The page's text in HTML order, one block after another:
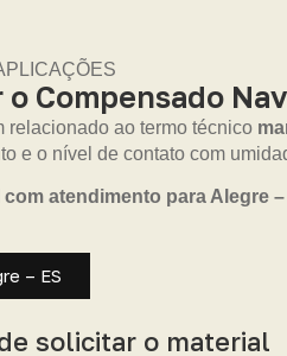
Compensado
relacionado ao termo técnico
e o nível de contato com
atendimento para Alegre –
– ES
solicitar o material